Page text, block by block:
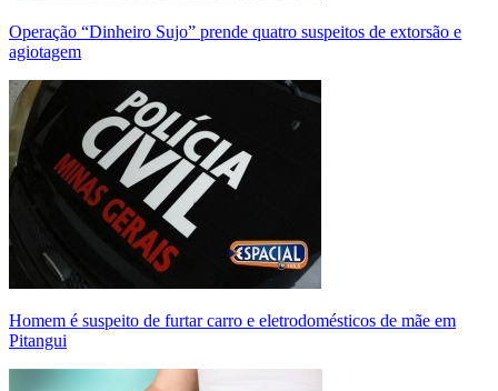
Operação “Dinheiro Sujo” prende quatro suspeitos de extorsão e
agiotagem
Homem é suspeito de furtar carro e eletrodomésticos de mãe em
Pitangui